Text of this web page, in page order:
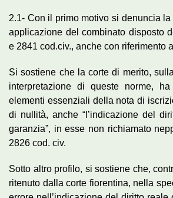
2.1- Con il primo motivo si denuncia
applicazione del combinato disposto
e 2841 cod.civ., anche con riferimento
Si sostiene che la corte di merito,
interpretazione di queste norme,
elementi essenziali della nota di
di nullità, anche “l’indicazione del
garanzia”, in esse non richiamato
2826 cod. civ.
Sotto altro profilo, si sostiene che,
ritenuto dalla corte fiorentina, nella